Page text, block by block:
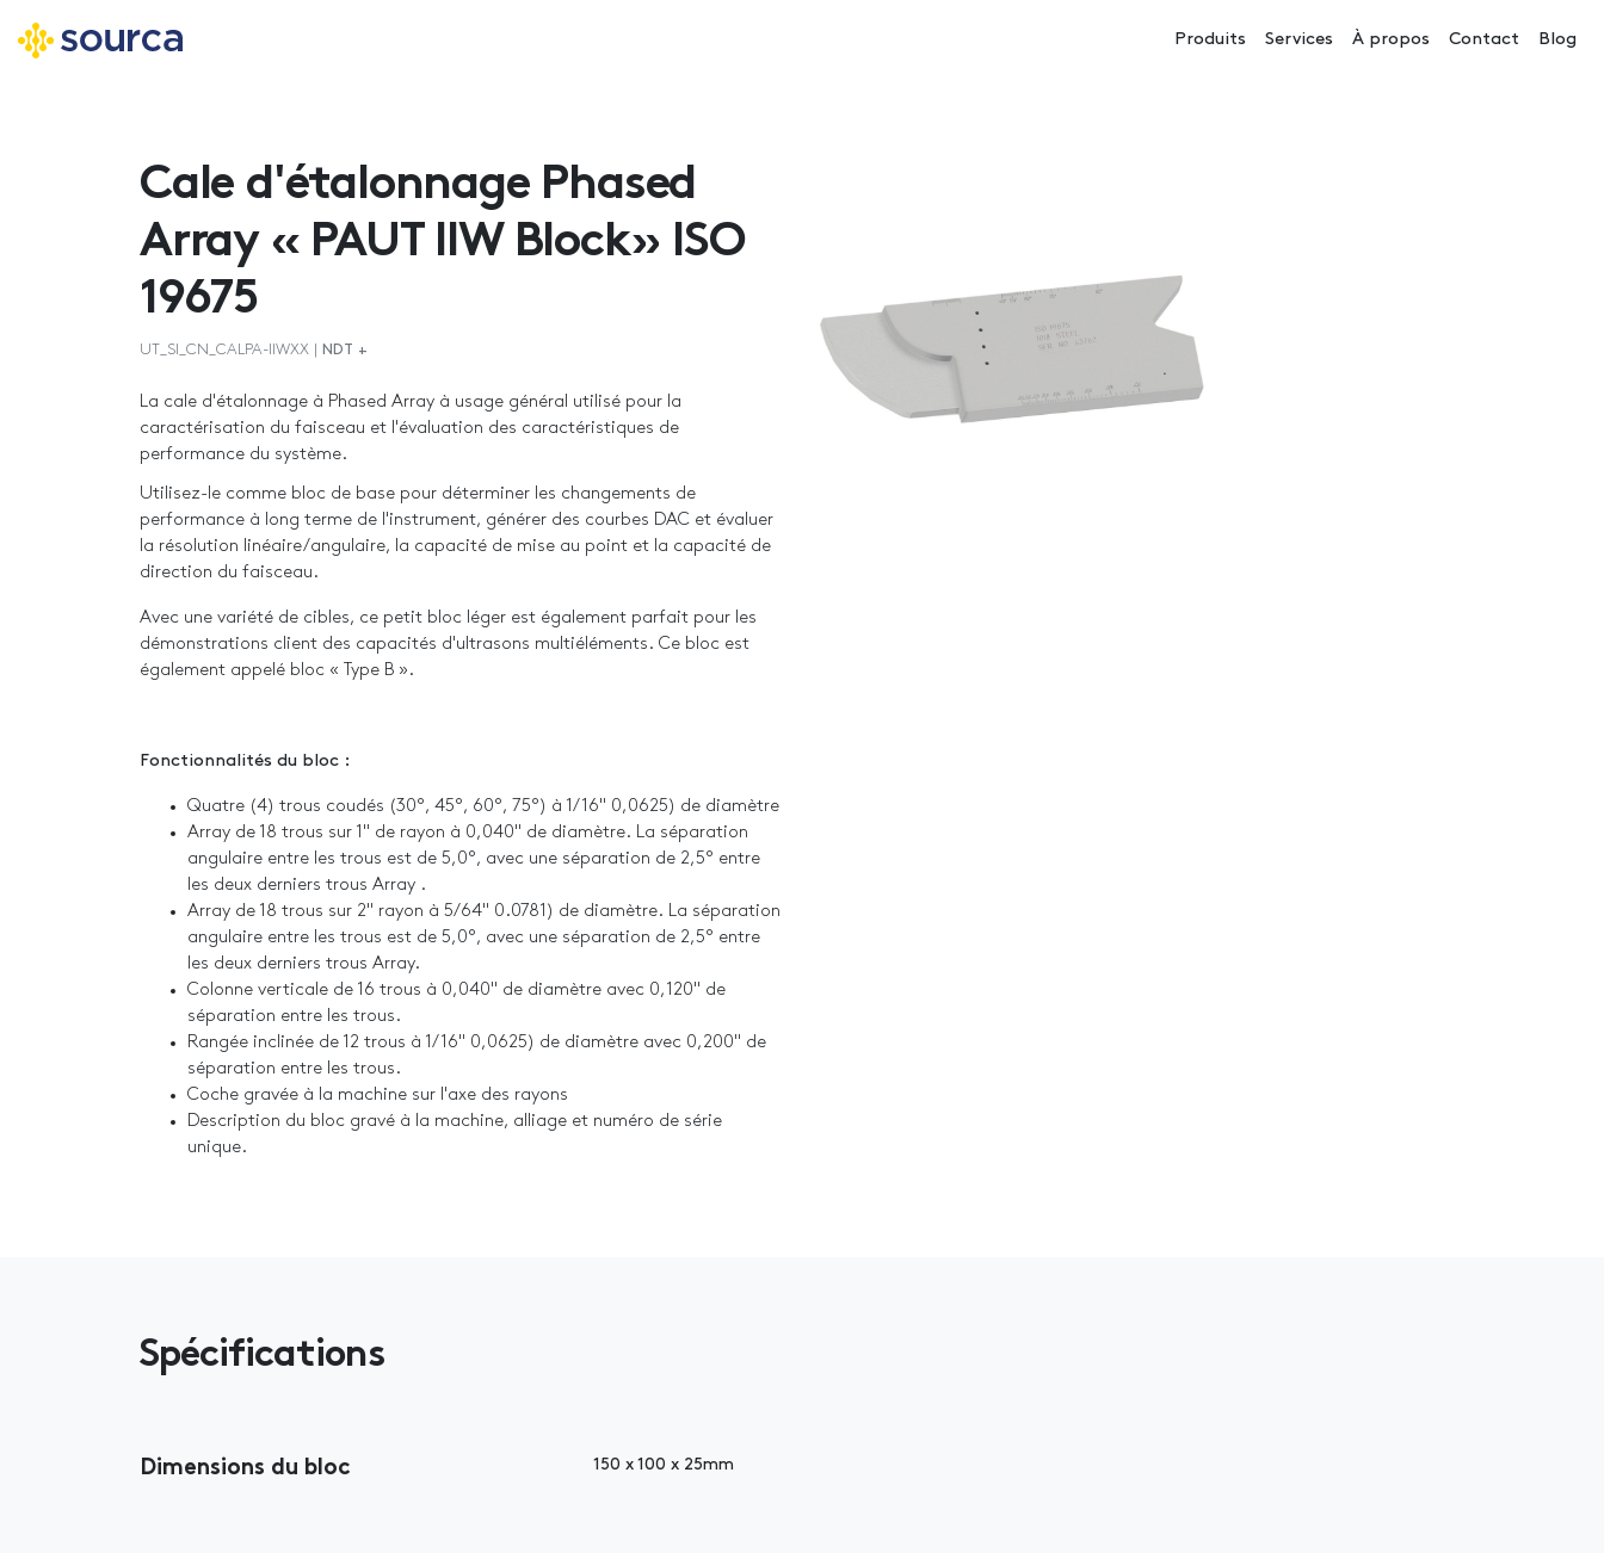
Navigation principale
Produits Services À propos Contact Blog
Cale d'étalonnage Phased
Array « PAUT IIW Block» ISO
19675
UT_SI_CN_CALPA-IIWXX | NDT +
La cale d'étalonnage à Phased Array à usage général utilisé pour la
caractérisation du faisceau et l'évaluation des caractéristiques de
performance du système.
Utilisez-le comme bloc de base pour déterminer les changements de
performance à long terme de l'instrument, générer des courbes DAC et évaluer
la résolution linéaire/angulaire, la capacité de mise au point et la capacité de
direction du faisceau.
Avec une variété de cibles, ce petit bloc léger est également parfait pour les
démonstrations client des capacités d'ultrasons multiéléments. Ce bloc est
également appelé bloc « Type B ».
Fonctionnalités du bloc :
Quatre (4) trous coudés (30°, 45°, 60°, 75°) à 1/16" 0,0625) de diamètre
Array de 18 trous sur 1" de rayon à 0,040" de diamètre. La séparation
angulaire entre les trous est de 5,0°, avec une séparation de 2,5° entre
les deux derniers trous Array .
Array de 18 trous sur 2" rayon à 5/64" 0.0781) de diamètre. La séparation
angulaire entre les trous est de 5,0°, avec une séparation de 2,5° entre
les deux derniers trous Array.
Colonne verticale de 16 trous à 0,040" de diamètre avec 0,120" de
séparation entre les trous.
Rangée inclinée de 12 trous à 1/16" 0,0625) de diamètre avec 0,200" de
séparation entre les trous.
Coche gravée à la machine sur l'axe des rayons
Description du bloc gravé à la machine, alliage et numéro de série
unique.
Spécifications
Dimensions du bloc 150 x 100 x 25mm